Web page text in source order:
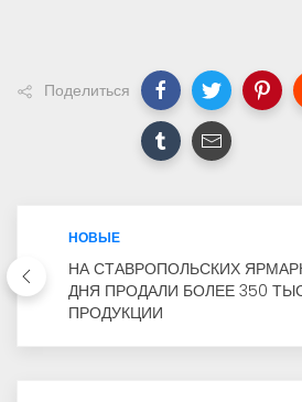
Поделиться
НОВЫЕ
НА СТАВРОПОЛЬСКИХ
ДНЯ ПРОДАЛИ БОЛЕЕ 350
ПРОДУКЦИИ